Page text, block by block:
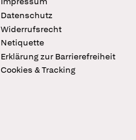
Datenschutz
Widerrufsrecht
Netiquette
Erklärung zur Barrierefreiheit
Cookies & Tracking